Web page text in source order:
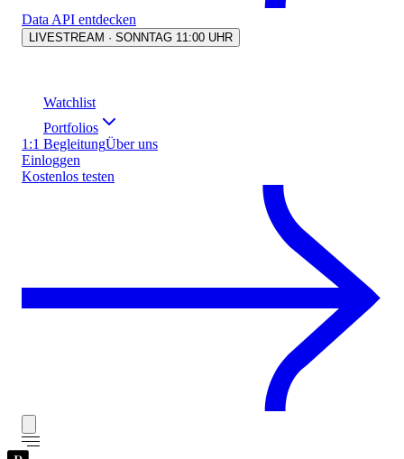
Data API entdecken
LIVESTREAM · SONNTAG 11:00 UHR
Watchlist
Portfolios
1:1 BegleitungÜber uns
Einloggen
Kostenlos testen